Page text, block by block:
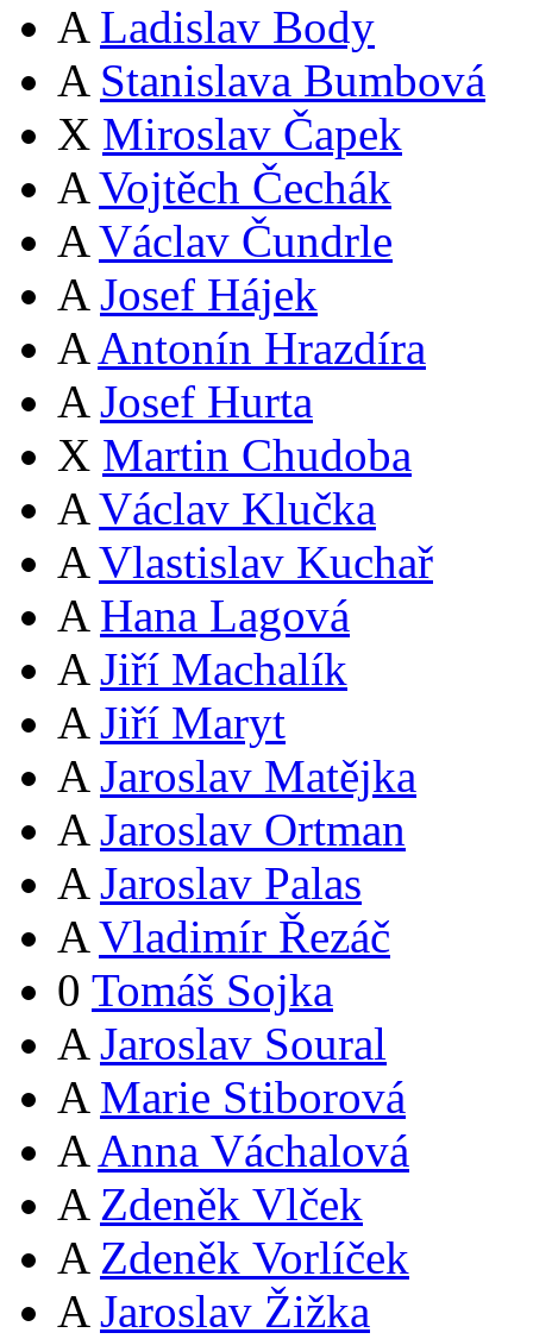
A Ladislav Body
A Stanislava Bumbová
X Miroslav Čapek
A Vojtěch Čechák
A Václav Čundrle
A Josef Hájek
A Antonín Hrazdíra
A Josef Hurta
X Martin Chudoba
A Václav Klučka
A Vlastislav Kuchař
A Hana Lagová
A Jiří Machalík
A Jiří Maryt
A Jaroslav Matějka
A Jaroslav Ortman
A Jaroslav Palas
A Vladimír Řezáč
0 Tomáš Sojka
A Jaroslav Soural
A Marie Stiborová
A Anna Váchalová
A Zdeněk Vlček
A Zdeněk Vorlíček
A Jaroslav Žižka